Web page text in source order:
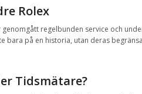
Rolex
regelbunden service och
bara på en historia, utan deras
Tidsmätare?